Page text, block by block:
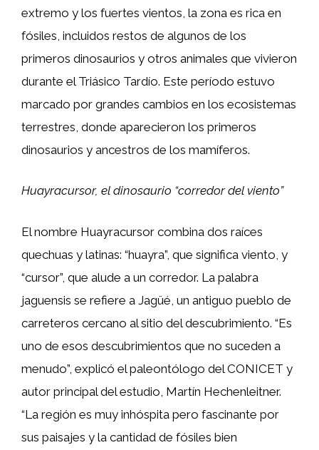
extremo y los fuertes vientos, la zona es rica en
fósiles, incluidos restos de algunos de los
primeros dinosaurios y otros animales que vivieron
durante el Triásico Tardío. Este período estuvo
marcado por grandes cambios en los ecosistemas
terrestres, donde aparecieron los primeros
dinosaurios y ancestros de los mamíferos.
Huayracursor, el dinosaurio “corredor del viento”
El nombre Huayracursor combina dos raíces
quechuas y latinas: “huayra”, que significa viento, y
“cursor”, que alude a un corredor. La palabra
jaguensis se refiere a Jagüé, un antiguo pueblo de
carreteros cercano al sitio del descubrimiento. “Es
uno de esos descubrimientos que no suceden a
menudo”, explicó el paleontólogo del CONICET y
autor principal del estudio, Martín Hechenleitner.
“La región es muy inhóspita pero fascinante por
sus paisajes y la cantidad de fósiles bien